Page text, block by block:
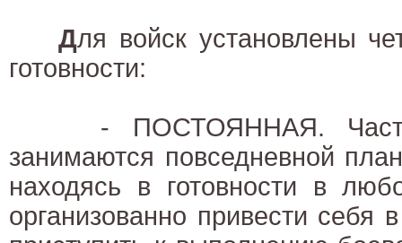
Для войск установлены
готовности:
- ПОСТОЯННАЯ. Части
занимаются повседневной
находясь в готовности в
организованно привести себя